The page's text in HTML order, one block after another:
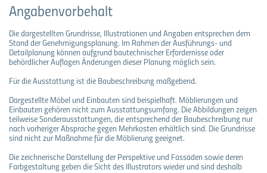
Angabenvorbehalt
Die dargestellten Grundrisse, Illustrationen und Angaben entsprechen dem
Stand der Genehmigungsplanung. Im Rahmen der Ausführungs- und
Detailplanung können aufgrund bautechnischer Erfordernisse oder
behördlicher Auflagen Änderungen dieser Planung möglich sein.
Für die Ausstattung ist die Baubeschreibung maßgebend.
Dargestellte Möbel und Einbauten sind beispielhaft. Möblierungen und
Einbauten gehören nicht zum Ausstattungsumfang. Die Abbildungen zeigen
teilweise Sonderausstattungen, die entsprechend der Baubeschreibung nur
nach vorheriger Absprache gegen Mehrkosten erhältlich sind. Die Grundrisse
sind nicht zur Maßnahme für die Möblierung geeignet.
Die zeichnerische Darstellung der Perspektive und Fassaden sowie deren
Farbgestaltung geben die Sicht des Illustrators wieder und sind deshalb